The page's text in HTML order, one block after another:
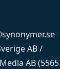
AB /
AB